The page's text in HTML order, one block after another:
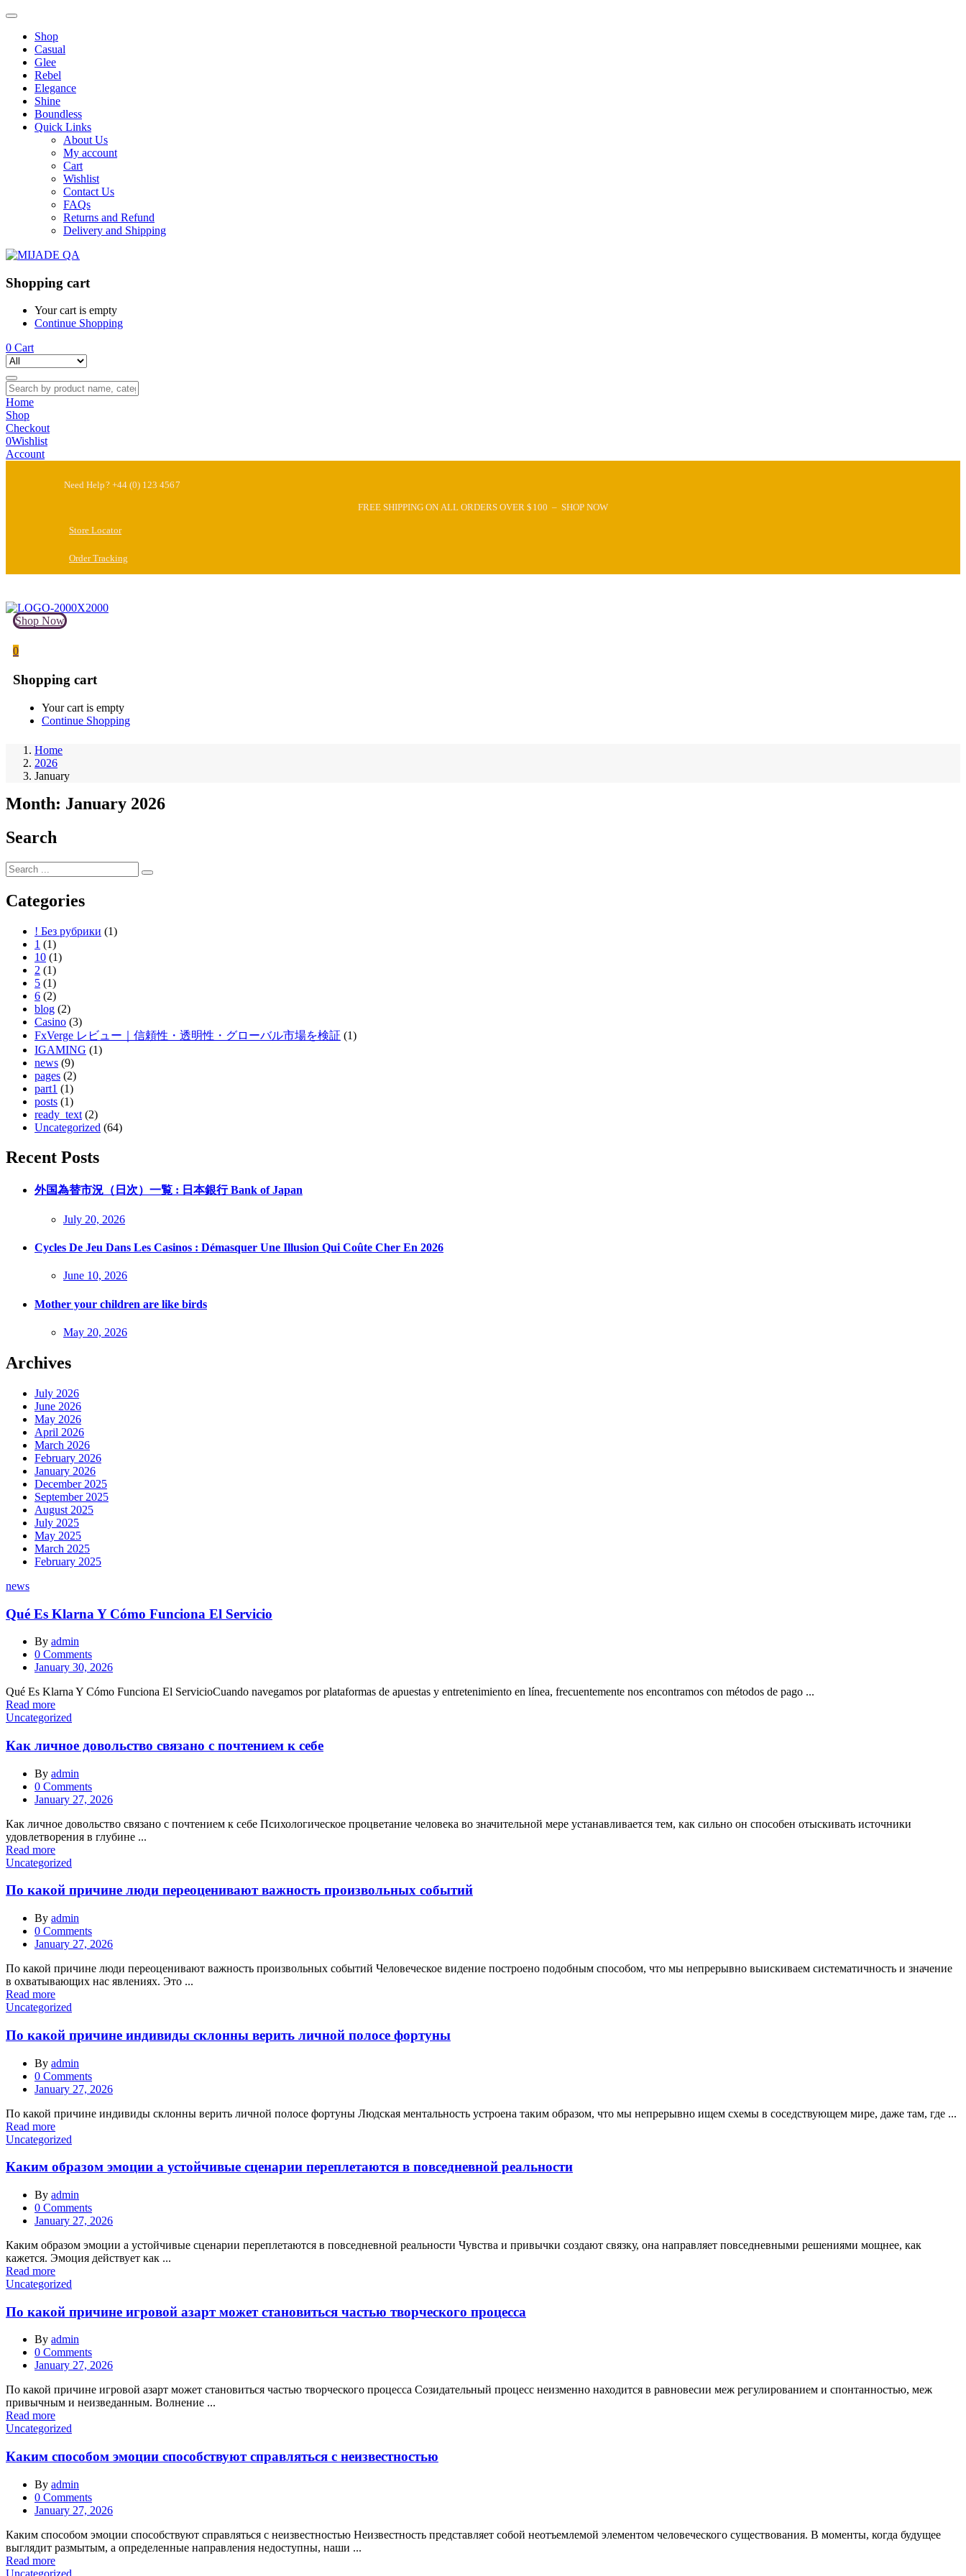
Shop
Casual
Glee
Rebel
Elegance
Shine
Boundless
Quick Links
About Us
My account
Cart
Wishlist
Contact Us
FAQs
Returns and Refund
Delivery and Shipping
Shopping cart
Your cart is empty
Continue Shopping
0 Cart
Home
Shop
Checkout
0Wishlist
Account
Need Help? +44 (0) 123 4567
FREE SHIPPING ON ALL ORDERS OVER $100 – SHOP NOW
Store Locator
Order Tracking
Shop Now
0
Shopping cart
Your cart is empty
Continue Shopping
Home
2026
January
Month: January 2026
Search
Categories
! Без рубрики (1)
1 (1)
10 (1)
2 (1)
5 (1)
6 (2)
blog (2)
Casino (3)
FxVerge レビュー｜信頼性・透明性・グローバル市場を検証 (1)
IGAMING (1)
news (9)
pages (2)
part1 (1)
posts (1)
ready_text (2)
Uncategorized (64)
Recent Posts
外国為替市況（日次）一覧 : 日本銀行 Bank of Japan
Posted
July 20, 2026
Cycles De Jeu Dans Les Casinos : Démasquer Une Illusion Qui Coûte Cher En 2026
Posted
June 10, 2026
Mother your children are like birds
Posted
May 20, 2026
Archives
July 2026
June 2026
May 2026
April 2026
March 2026
February 2026
January 2026
December 2025
September 2025
August 2025
July 2025
May 2025
March 2025
February 2025
news
Qué Es Klarna Y Cómo Funciona El Servicio
By admin
0 Comments
Posted
January 30, 2026
Qué Es Klarna Y Cómo Funciona El ServicioCuando navegamos por plataformas de apuestas y entretenimiento en línea, frecuentemente nos encontramos con métodos de pago ...
Read more
Uncategorized
Как личное довольство связано с почтением к себе
By admin
0 Comments
Posted
January 27, 2026
Как личное довольство связано с почтением к себе Психологическое процветание человека во значительной мере устанавливается тем, как сильно он способен отыскивать источники
удовлетворения в глубине ...
Read more
Uncategorized
По какой причине люди переоценивают важность произвольных событий
By admin
0 Comments
Posted
January 27, 2026
По какой причине люди переоценивают важность произвольных событий Человеческое видение построено подобным способом, что мы непрерывно выискиваем систематичность и значение
в охватывающих нас явлениях. Это ...
Read more
Uncategorized
По какой причине индивиды склонны верить личной полосе фортуны
By admin
0 Comments
Posted
January 27, 2026
По какой причине индивиды склонны верить личной полосе фортуны Людская ментальность устроена таким образом, что мы непрерывно ищем схемы в соседствующем мире, даже там, где ...
Read more
Uncategorized
Каким образом эмоции а устойчивые сценарии переплетаются в повседневной реальности
By admin
0 Comments
Posted
January 27, 2026
Каким образом эмоции а устойчивые сценарии переплетаются в повседневной реальности Чувства и привычки создают связку, она направляет повседневными решениями мощнее, как
кажется. Эмоция действует как ...
Read more
Uncategorized
По какой причине игровой азарт может становиться частью творческого процесса
By admin
0 Comments
Posted
January 27, 2026
По какой причине игровой азарт может становиться частью творческого процесса Созидательный процесс неизменно находится в равновесии меж регулированием и спонтанностью, меж
привычным и неизведанным. Волнение ...
Read more
Uncategorized
Каким способом эмоции способствуют справляться с неизвестностью
By admin
0 Comments
Posted
January 27, 2026
Каким способом эмоции способствуют справляться с неизвестностью Неизвестность представляет собой неотъемлемой элементом человеческого существования. В моменты, когда будущее
выглядит размытым, а определенные направления недоступны, наши ...
Read more
Uncategorized